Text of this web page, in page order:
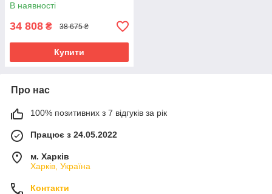
В наявності
34 808 ₴ 38 675 ₴
Купити
Про нас
100% позитивних з 7 відгуків за рік
Працює з 24.05.2022
м. Харків
Харків, Україна
Контакти